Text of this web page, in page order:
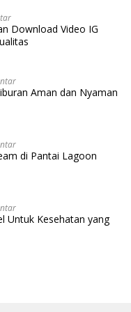
Download Video IG
Aman dan Nyaman
di Pantai Lagoon
Untuk Kesehatan yang